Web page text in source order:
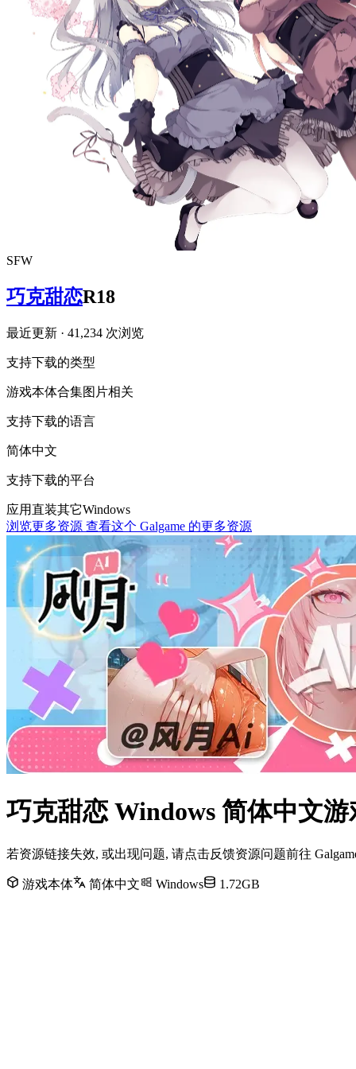
SFW
巧克甜恋R18
最近更新 · 41,234 次浏览
支持下载的类型
游戏本体合集图片相关
支持下载的语言
简体中文
支持下载的平台
应用直装其它Windows
浏览更多资源 查看这个 Galgame 的更多资源
巧克甜恋 Windows 简体中文
若资源链接失效, 或出现问题, 请点击反馈资源问题前往
游戏本体 简体中文 Windows 1.72GB